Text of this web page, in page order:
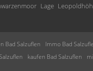
Lage
Bad Salzuflen Immo Bad
kaufen Bad Salzuflen